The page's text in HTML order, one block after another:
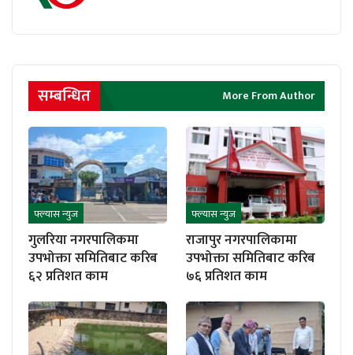
सम्बन्धित More From Author
फ्ल्यास न्युज
गुलरिया नगरपालिकमा
उपभोक्ता समितिबाट करिब
६२ प्रतिशत काम
फ्ल्यास न्युज
राजापुर नगरपालिकामा
उपभोक्ता समितिबाट करिब
७६ प्रतिशत काम